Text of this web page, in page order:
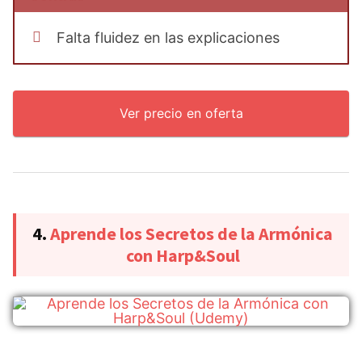
Falta fluidez en las explicaciones
Ver precio en oferta
4.Aprende los Secretos de la Armónica
con Harp&Soul